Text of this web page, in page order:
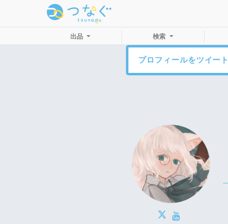
出品 検索
プロフィールをツイート